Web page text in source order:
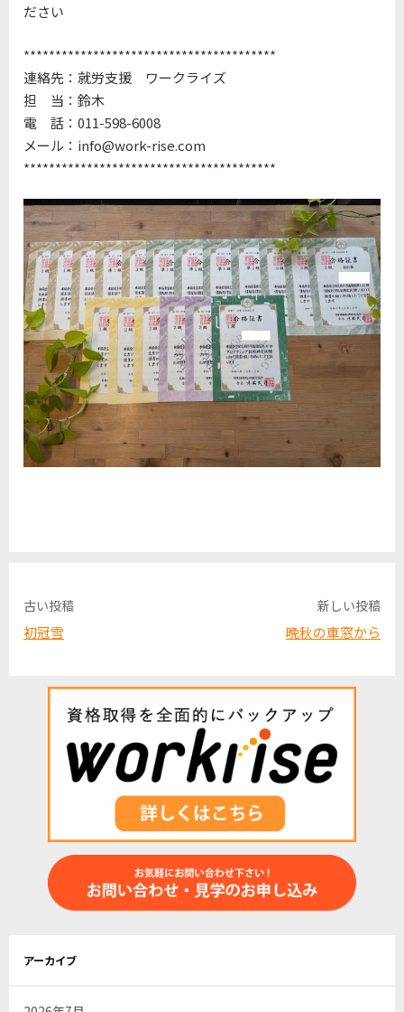
ださい
****************************************
連絡先：就労支援 ワークライズ
担 当：鈴木
電 話：011-598-6008
メール：info@work-rise.com
****************************************
古い投稿
初冠雪
新しい投稿
晩秋の車窓から
アーカイブ